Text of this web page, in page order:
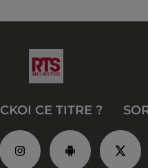
CKOI CE TITRE ?